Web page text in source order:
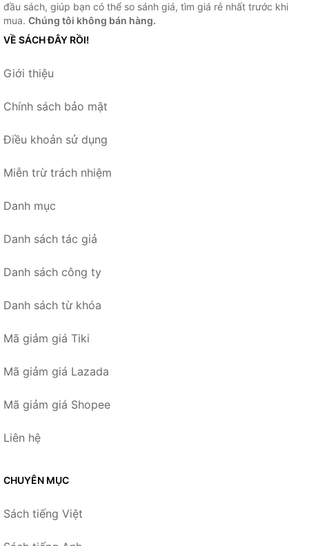
đầu sách, giúp bạn có thể so sánh giá, tìm giá rẻ nhất trước khi
mua. Chúng tôi không bán hàng.
VỀ SÁCH ĐÂY RỒI!
Giới thiệu
Chính sách bảo mật
Điều khoản sử dụng
Miễn trừ trách nhiệm
Danh mục
Danh sách tác giả
Danh sách công ty
Danh sách từ khóa
Mã giảm giá Tiki
Mã giảm giá Lazada
Mã giảm giá Shopee
Liên hệ
CHUYÊN MỤC
Sách tiếng Việt